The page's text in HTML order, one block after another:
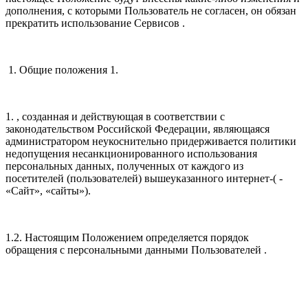
дополнения, с которыми Пользователь не согласен, он обязан
прекратить использование Сервисов .
1. Общие положения 1.
1. , созданная и действующая в соответствии с
законодательством Российской Федерации, являющаяся
администратором неукоснительно придерживается политики
недопущения несанкционированного использования
персональных данных, полученных от каждого из
посетителей (пользователей) вышеуказанного интернет-( -
«Сайт», «сайты»).
1.2. Настоящим Положением определяется порядок
обращения с персональными данными Пользователей .